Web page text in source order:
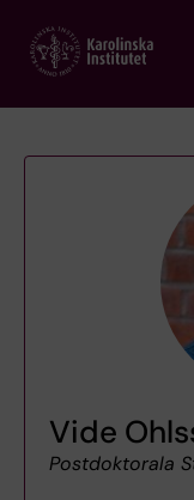
main
Vide
Postdoktorala